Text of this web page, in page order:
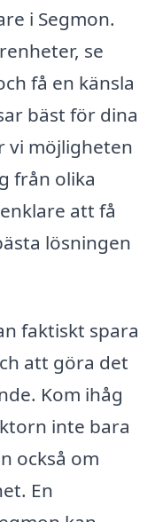
i Segmon.
se
få en känsla
bäst för dina
vi möjligheten
från olika
att få
lösningen
faktiskt spara
att göra det
Kom ihåg
inte bara
också om
En